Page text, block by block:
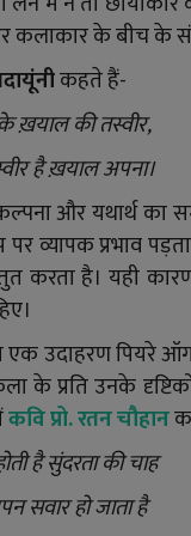
कलाकार के बीच के
कहते हैं-
ख़याल की तस्वीर,
है ख़याल अपना।
और यथार्थ
व्यापक प्रभाव
करता है। यही
एक उदाहरण पियरे
के प्रति उनके
कवि प्रो. रतन चौहान
है सुंदरता की चाह
सवार हो जाता है